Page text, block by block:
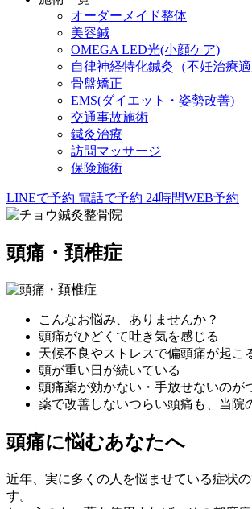
オーダーメイド整体
美容鍼
OMEGA LED光(小顔ケア)
自律神経特化鍼灸（不妊治療適
骨盤矯正
EMS(ダイエット・姿勢改善)
交通事故施術
鍼灸治療
訪問マッサージ
保険施術
LINEで予約 電話で予約 24時間WEB予約
頭痛・頚椎症
こんなお悩み、ありませんか？
頭痛がひどくて吐き気を感じる
天候不良やストレスで偏頭痛が起こ
頭が重い日が続いている
頭痛薬が効かない・手放せないのが
薬で改善しないつらい頭痛も、当院
頭痛に悩むあなたへ
近年、実に多くの人を悩ませている症状
す。